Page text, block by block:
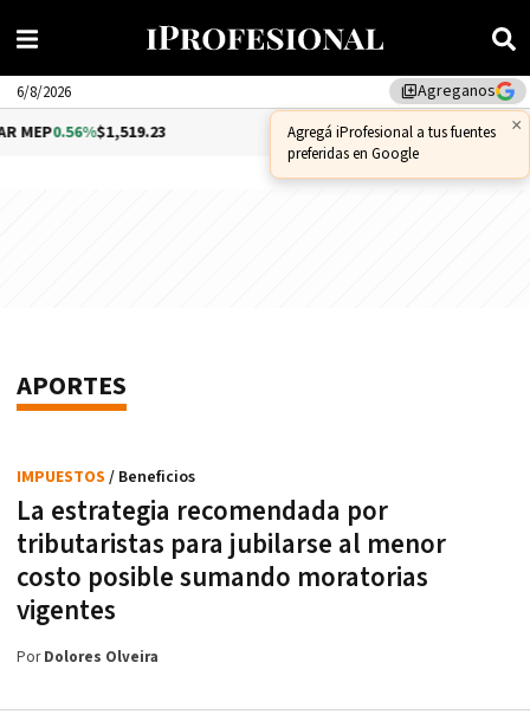
library_addAgreganos
×
Agregá iProfesional a tus fuentes
preferidas en Google
6/8/2026
0.56%$1,519.23 DÓLAR CCL1.09%$1,576.62
APORTES
La estrategia recomendada por
tributaristas para jubilarse al menor
costo posible sumando moratorias
vigentes
IMPUESTOS / Beneficios
PorDolores Olveira